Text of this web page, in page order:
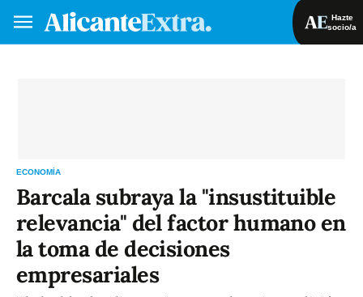
Hazte
socio/a
ECONOMÍA
Barcala subraya la "insustituible
relevancia" del factor humano en
la toma de decisiones
empresariales